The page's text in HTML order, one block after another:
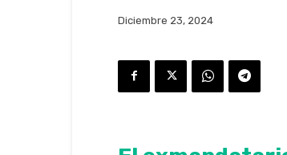
Diciembre 23, 2024